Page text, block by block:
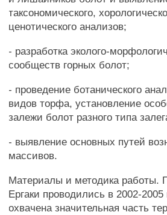
таксономического,
ценотического анализов;
- разработка эколого-
сообществ горных болот;
- проведение ботанического
видов торфа, установление
залежи болот разного типа
- выявление основных путей
массивов.
Материалы и методика работы.
Ергаки проводились в 2002-
охвачена значительная часть